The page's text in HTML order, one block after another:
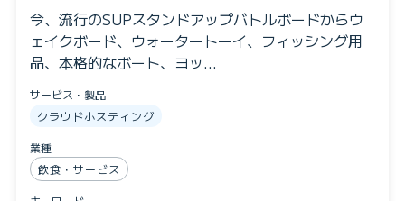
今、流行のSUPスタンドアップバトルボードからウ
ェイクボード、ウォータートーイ、フィッシング用
品、本格的なボート、ヨッ…
サービス・製品
クラウドホスティング
業種
飲食・サービス